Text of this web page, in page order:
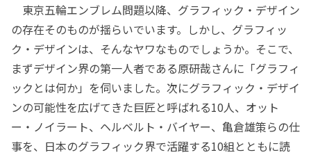
東京五輪エンブレム問題以降、グラフィック・デザイン
の存在そのものが揺らいでいます。しかし、グラフィッ
ク・デザインは、そんなヤワなものでしょうか。そこで、
まずデザイン界の第一人者である原研哉さんに「グラフィ
ックとは何か」を伺いました。次にグラフィック・デザイ
ンの可能性を広げてきた巨匠と呼ばれる10人、オット
ー・ノイラート、ヘルベルト・バイヤー、亀倉雄策らの仕
事を、日本のグラフィック界で活躍する10組とともに読